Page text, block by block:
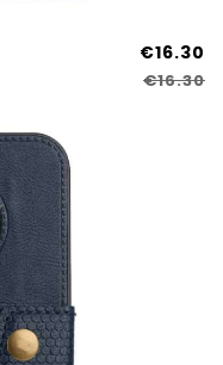
€16.30
€16.30